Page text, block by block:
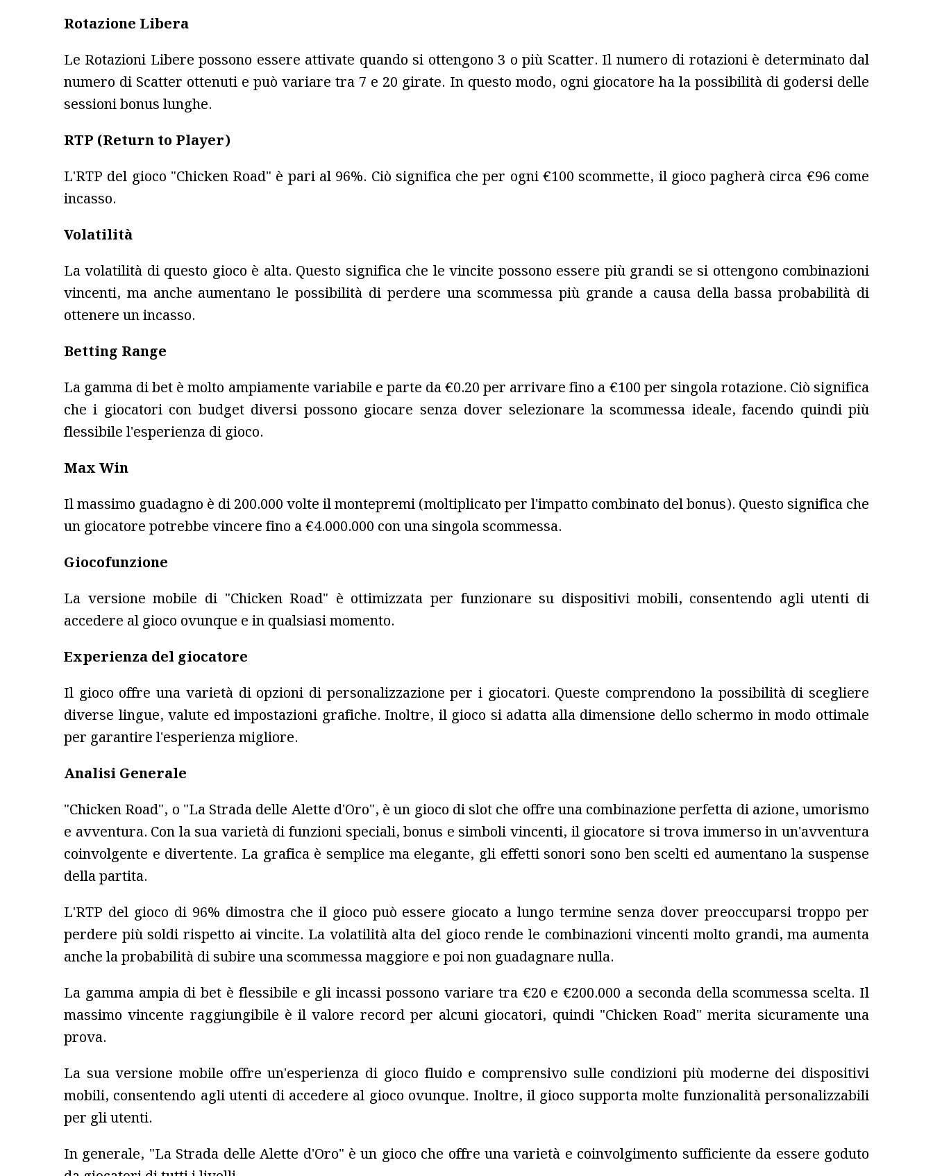
Rotazione Libera
Le Rotazioni Libere possono essere attivate quando si ottengono 3 o più Scatter. Il numero di rotazioni è determinato dal
numero di Scatter ottenuti e può variare tra 7 e 20 girate. In questo modo, ogni giocatore ha la possibilità di godersi delle
sessioni bonus lunghe.
RTP (Return to Player)
L'RTP del gioco "Chicken Road" è pari al 96%. Ciò significa che per ogni €100 scommette, il gioco pagherà circa €96 come
incasso.
Volatilità
La volatilità di questo gioco è alta. Questo significa che le vincite possono essere più grandi se si ottengono combinazioni
vincenti, ma anche aumentano le possibilità di perdere una scommessa più grande a causa della bassa probabilità di
ottenere un incasso.
Betting Range
La gamma di bet è molto ampiamente variabile e parte da €0.20 per arrivare fino a €100 per singola rotazione. Ciò significa
che i giocatori con budget diversi possono giocare senza dover selezionare la scommessa ideale, facendo quindi più
flessibile l'esperienza di gioco.
Max Win
Il massimo guadagno è di 200.000 volte il montepremi (moltiplicato per l'impatto combinato del bonus). Questo significa che
un giocatore potrebbe vincere fino a €4.000.000 con una singola scommessa.
Giocofunzione
La versione mobile di "Chicken Road" è ottimizzata per funzionare su dispositivi mobili, consentendo agli utenti di
accedere al gioco ovunque e in qualsiasi momento.
Experienza del giocatore
Il gioco offre una varietà di opzioni di personalizzazione per i giocatori. Queste comprendono la possibilità di scegliere
diverse lingue, valute ed impostazioni grafiche. Inoltre, il gioco si adatta alla dimensione dello schermo in modo ottimale
per garantire l'esperienza migliore.
Analisi Generale
"Chicken Road", o "La Strada delle Alette d'Oro", è un gioco di slot che offre una combinazione perfetta di azione, umorismo
e avventura. Con la sua varietà di funzioni speciali, bonus e simboli vincenti, il giocatore si trova immerso in un'avventura
coinvolgente e divertente. La grafica è semplice ma elegante, gli effetti sonori sono ben scelti ed aumentano la suspense
della partita.
L'RTP del gioco di 96% dimostra che il gioco può essere giocato a lungo termine senza dover preoccuparsi troppo per
perdere più soldi rispetto ai vincite. La volatilità alta del gioco rende le combinazioni vincenti molto grandi, ma aumenta
anche la probabilità di subire una scommessa maggiore e poi non guadagnare nulla.
La gamma ampia di bet è flessibile e gli incassi possono variare tra €20 e €200.000 a seconda della scommessa scelta. Il
massimo vincente raggiungibile è il valore record per alcuni giocatori, quindi "Chicken Road" merita sicuramente una
prova.
La sua versione mobile offre un'esperienza di gioco fluido e comprensivo sulle condizioni più moderne dei dispositivi
mobili, consentendo agli utenti di accedere al gioco ovunque. Inoltre, il gioco supporta molte funzionalità personalizzabili
per gli utenti.
In generale, "La Strada delle Alette d'Oro" è un gioco che offre una varietà e coinvolgimento sufficiente da essere goduto